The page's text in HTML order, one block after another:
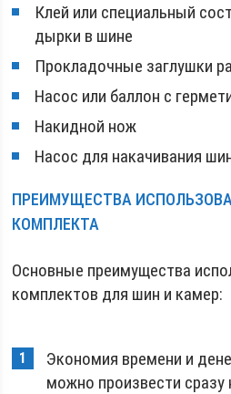
Клей или специальный
дырки в шине
Прокладочные заглушки
Насос или баллон с
Накидной нож
Насос для накачивания
ПРЕИМУЩЕСТВА
КОМПЛЕКТА
Основные преимущества
комплектов для шин и камер:
Экономия времени и
можно произвести сразу